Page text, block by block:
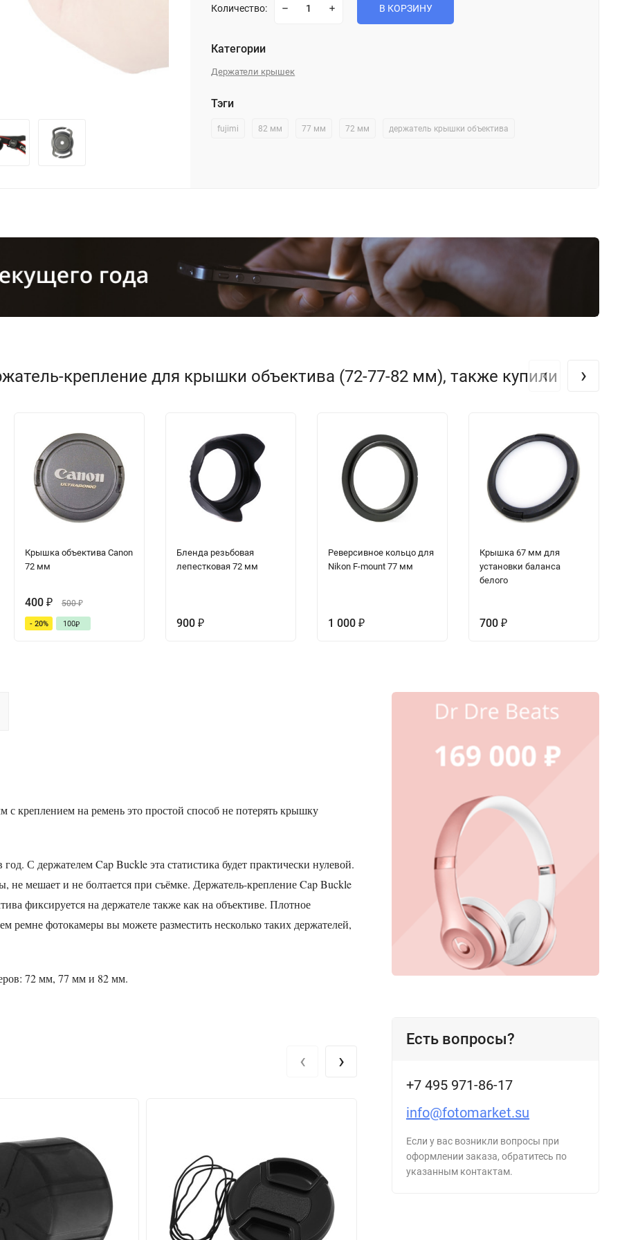
Количество: В КОРЗИНУ
Категории
Держатели крышек
Тэги
fujimi 82 мм 77 мм 72 мм держатель крышки объектива
крепление для крышки объектива (72-77-82 мм), также купили
Крышка объектива Canon
72 мм
400 ₽ 500₽
- 20% 100₽
Бленда резьбовая
лепестковая 72 мм
900 ₽
Реверсивное кольцо для
Nikon F-mount 77 мм
1 000 ₽
Крышка 67 мм для
установки баланса
белого
700 ₽
‹ ›
с креплением на ремень это простой способ не потерять крышку
С держателем Cap Buckle эта статистика будет практически нулевой.
мешает и не болтается при съёмке. Держатель-крепление Cap Buckle
фиксируется на держателе также как на объективе. Плотное
фотокамеры вы можете разместить несколько таких держателей,
72 мм, 77 мм и 82 мм.
‹ ›
Есть вопросы?
+7 495 971-86-17
info@fotomarket.su
Если у вас возникли вопросы при
оформлении заказа, обратитесь по
указанным контактам.